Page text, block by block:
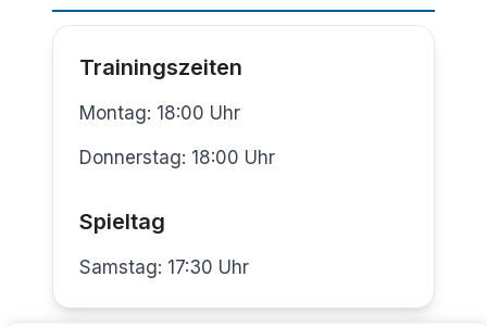
Trainingszeiten
Montag: 18:00 Uhr
Donnerstag: 18:00 Uhr
Spieltag
Samstag: 17:30 Uhr